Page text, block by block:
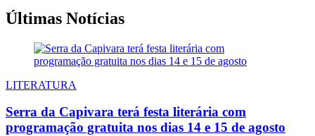
Últimas Notícias
LITERATURA
Serra da Capivara terá festa literária com
programação gratuita nos dias 14 e 15 de agosto